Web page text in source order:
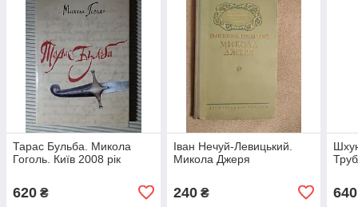
Тарас Бульба. Микола
Гоголь. Київ 2008 рік
620 ₴
Іван Нечуй-Левицький.
Микола Джеря
240₴ 640